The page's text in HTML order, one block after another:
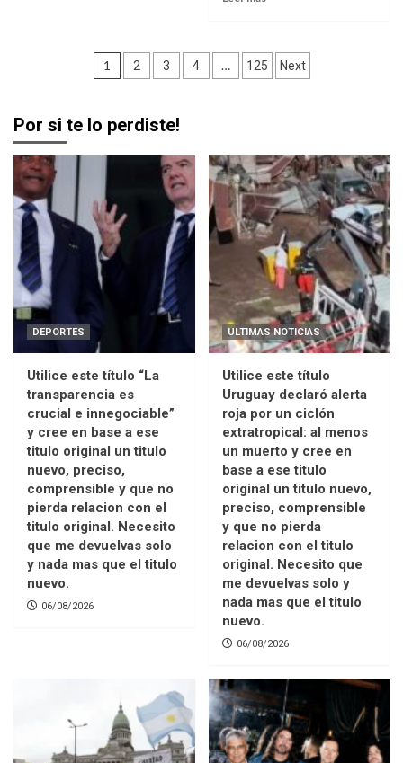
Paginación
entradas
1 2 3 4 … 125 Next
Por si te lo perdiste!
DEPORTES
Utilice este título “La
transparencia es
crucial e innegociable”
y cree en base a ese
titulo original un titulo
nuevo, preciso,
comprensible y que no
pierda relacion con el
titulo original. Necesito
que me devuelvas solo
y nada mas que el titulo
nuevo.
06/08/2026
ULTIMAS NOTICIAS
Utilice este título
Uruguay declaró alerta
roja por un ciclón
extratropical: al menos
un muerto y cree en
base a ese titulo
original un titulo nuevo,
preciso, comprensible
y que no pierda
relacion con el titulo
original. Necesito que
me devuelvas solo y
nada mas que el titulo
nuevo.
06/08/2026